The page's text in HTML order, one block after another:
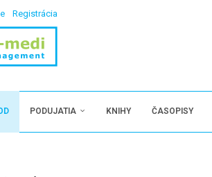
Registrácia
PODUJATIA KNIHY ČASOPISY